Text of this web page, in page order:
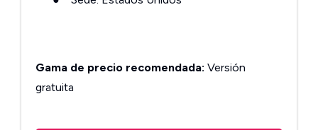
Gama de precio recomendada: Versión
gratuita